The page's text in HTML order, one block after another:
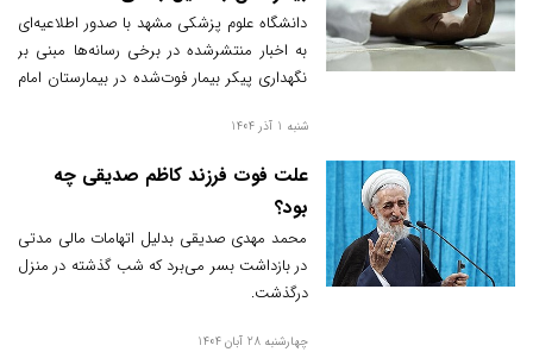
دانشگاه علوم پزشکی مشهد با صدور اطلاعیه‌ای
به اخبار منتشرشده در برخی رسانه‌ها مبنی بر
نگهداری پیکر بیمار فوت‌شده در بیمارستان امام
نشان داد.
شنبه 1 آذر 1404
علت فوت فرزند کاظم صدیقی چه
بود؟
محمد مهدی صدیقی بدلیل اتهامات مالی مدتی
در بازداشت بسر می‌برد که شب گذشته در منزل
درگذشت.
چهارشنبه 28 آبان 1404